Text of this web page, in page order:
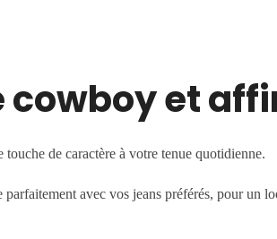
et
de caractère à votre tenue quotidienne.
parfaitement avec vos jeans préférés, pour un